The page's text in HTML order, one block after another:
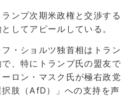
ンプ次期米政権と交渉する
してアピールしている。
・ショルツ独首相はトラン
、特にトランプ氏の盟友で
ロン・マスク氏が極右政党
択肢（AfD）」への支持を声